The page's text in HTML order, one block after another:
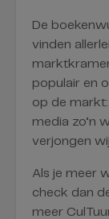
De
vinden
populair en
op de markt:
media zo’n
verjongen
Als je meer
check dan
meer